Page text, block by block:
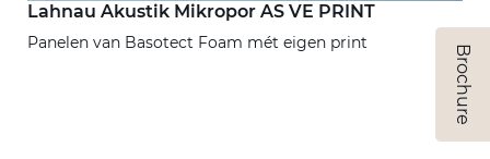
Lahnau Akustik Mikropor AS VE PRINT
Panelen van Basotect Foam mét eigen print
Brochure